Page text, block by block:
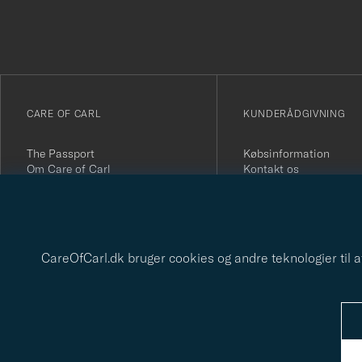
CareOfCarl.dk bruger cookies og andre teknologier til
till
nyhetsbrev!
CARE OF CARL
The Passport
Om Care of Carl
Bæredygtighedsrapport
KUNDERÅDGIVNING
Købsinformation
Kontakt os